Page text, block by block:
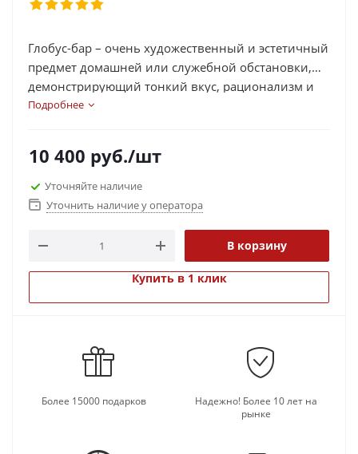
Глобус-бар – очень художественный и эстетичный
предмет домашней или служебной обстановки,
демонстрирующий тонкий вкус, рационализм и
практичность его обладателя.
ведь глобус-бар представляет собой очень
функциональную и эстетичную разработку
современных дизайнеров интерьера!
Подробнее
10 400 руб./шт
Уточняйте наличие
Уточнить наличие у оператора
В корзину
Купить в 1 клик
Более 15000 подарков
Надежно! Более 10 лет на
рынке